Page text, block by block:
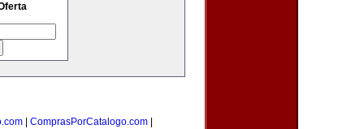
ComprasPorCatalogo.com